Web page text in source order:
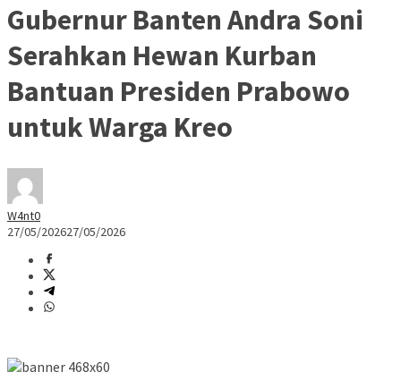
Gubernur Banten Andra Soni
Serahkan Hewan Kurban
Bantuan Presiden Prabowo
untuk Warga Kreo
W4nt0
27/05/202627/05/2026